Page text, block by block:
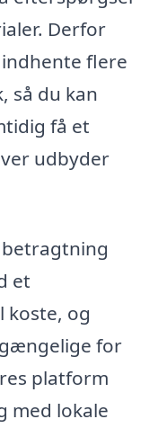
Derfor
flere
så du kan
få et
udbyder
et
koste, og
for
platform
med lokale